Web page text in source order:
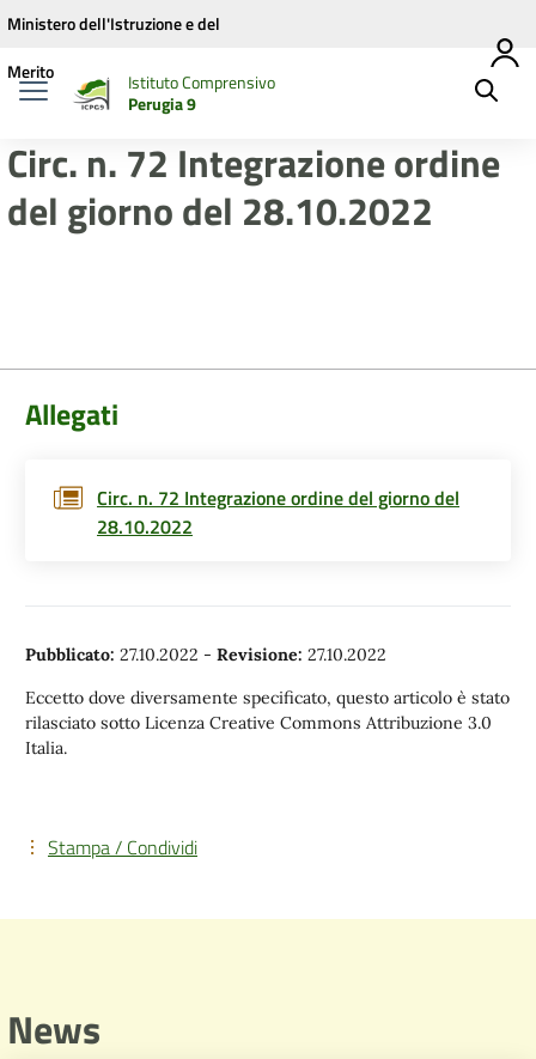
Vai ai contenuti
Vai al menu di navigazione
Vai al footer
Ministero dell'Istruzione e del
Merito
Istituto Comprensivo
Perugia 9
Circ. n. 72 Integrazione ordine
del giorno del 28.10.2022
Allegati
Circ. n. 72 Integrazione ordine del giorno del
28.10.2022
Pubblicato: 27.10.2022 - Revisione: 27.10.2022
Eccetto dove diversamente specificato, questo articolo è stato
rilasciato sotto Licenza Creative Commons Attribuzione 3.0
Italia.
Stampa / Condividi
News